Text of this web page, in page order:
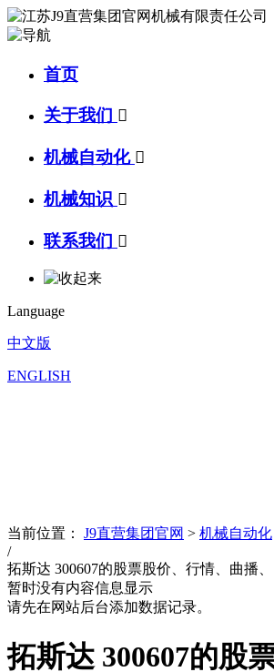
首页
关于我们 
机械自动化 
机械知识 
联系我们 
Language
中文版
ENGLISH
当前位置： J9直营集团官网 > 机械自动化
/
拓斯达 300607的股票股价、行情、曲播
暂时没有内容信息显示
请先在网站后台添加数据记录。
拓斯达 300607的股